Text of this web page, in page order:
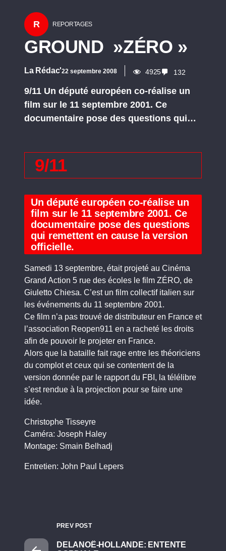
R REPORTAGES
GROUND »ZÉRO »
La Rédac'22 septembre 2008 4925 132
9/11 Un député européen co-réalise un
film sur le 11 septembre 2001. Ce
documentaire pose des questions qui…
9/11
Un député européen co-réalise un
film sur le 11 septembre 2001. Ce
documentaire pose des questions
qui remettent en cause la version
officielle.
Samedi 13 septembre, était projeté au Cinéma
Grand Action 5 rue des écoles le film ZÉRO, de
Giuletto Chiesa. C’est un film collectif italien sur
les événements du 11 septembre 2001.
Ce film n’a pas trouvé de distributeur en France et
l’association Reopen911 en a racheté les droits
afin de pouvoir le projeter en France.
Alors que la bataille fait rage entre les théoriciens
du complot et ceux qui se contentent de la
version donnée par le rapport du FBI, la télélibre
s’est rendue à la projection pour se faire une
idée.
Christophe Tisseyre
Caméra: Joseph Haley
Montage: Smain Belhadj
Entretien: John Paul Lepers
PREV POST
DELANOË-HOLLANDE: ENTENTE